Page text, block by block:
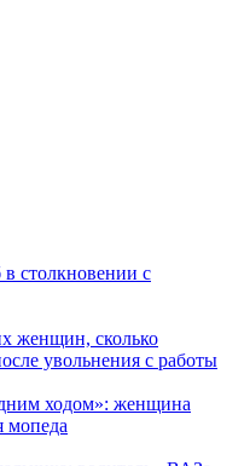
столкновении с
женщин, сколько
увольнения с работы
ходом»: женщина
мопеда